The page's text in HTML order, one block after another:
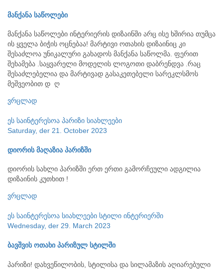
მანქანა საწოლები
მანქანა საწოლები ინტერიერის დიზაინში არც ისე ხშირია თუმცა
ის ყველა ბიჭის ოცნებაა! მარტივი ოთახის დიზაინიც კი
შესაძლოა უნიკალური გახადოს მანქანა საწოლმა. ფერით
შეხამება .საყვარელი მოდელის ლოგოთი დაბრენდვა .რაც
შესაძლებელია და მარტივად გასაკეთებელი სარეკლსმოს
მეშვეობით დ ღ
ვრცლად
ეს საინტერესოა პარიზი სიახლეები
Saturday, der 21. October 2023
დიორის მაღაზია პარიზში
დიორის სახლი პარიზში ერთ ერთი გამორჩეული ადგილია
დიზაინის კუთხით !
ვრცლად
ეს საინტერესოა სიახლეები სტილი ინტერიერში
Wednesday, der 29. March 2023
ბავშვის ოთახი პარიზულ სტილში
პარიზი! დახვეწილობის, სტილისა და სილამაზის აღიარებული